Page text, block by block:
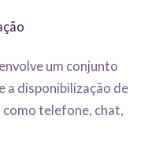
um conjunto
a disponibilização de
como telefone, chat,